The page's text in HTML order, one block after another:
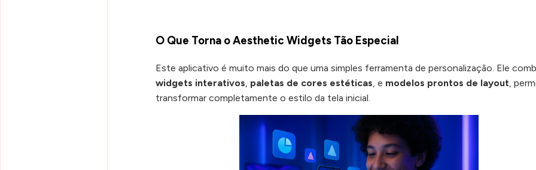
O Que Torna o Aesthetic Widgets Tão Especial
Este aplicativo é muito mais do que uma simples ferramenta de personalização. Ele
widgets interativos, paletas de cores estéticas, e modelos prontos de layout,
transformar completamente o estilo da tela inicial.